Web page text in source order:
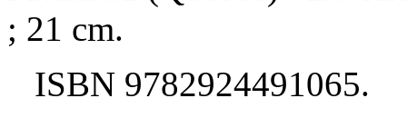
; 21 cm.
ISBN 9782924491065.